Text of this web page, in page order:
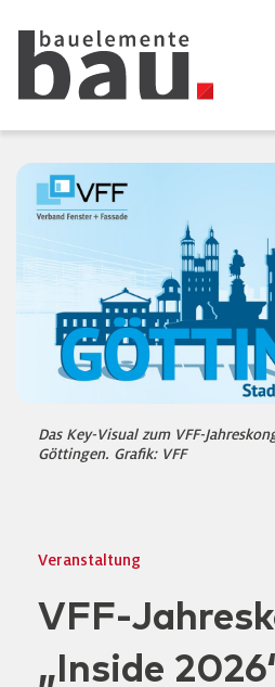
Das Key-Visual zum VFF-
Göttingen. Grafik: VFF
Veranstaltung
VFF-
„Inside